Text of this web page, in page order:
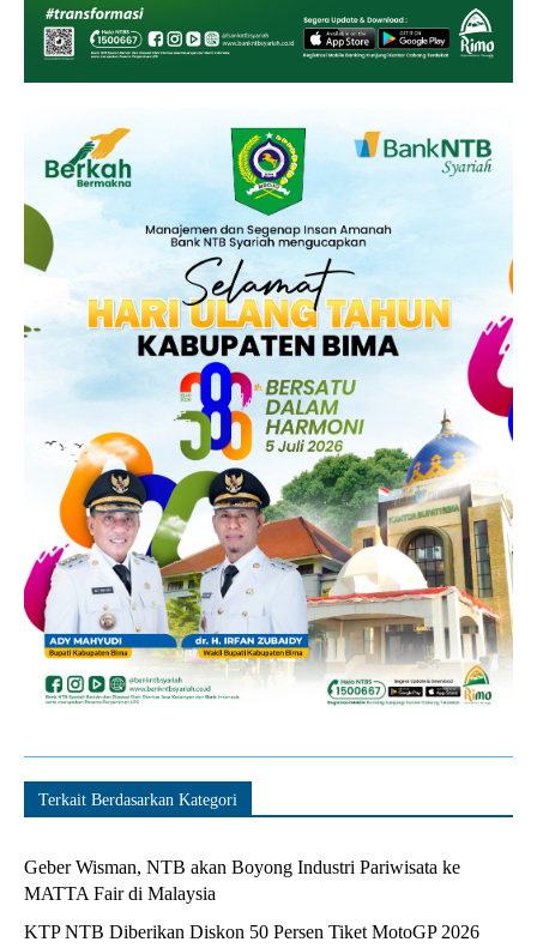
Terkait Berdasarkan Kategori
Geber Wisman, NTB akan Boyong Industri Pariwisata ke
MATTA Fair di Malaysia
KTP NTB Diberikan Diskon 50 Persen Tiket MotoGP 2026